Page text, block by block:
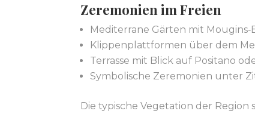
Zeremonien im Freien
Mediterrane Gärten mit
Klippenplattformen über dem
Terrasse mit Blick auf Positano
Symbolische Zeremonien unter
Die typische Vegetation der